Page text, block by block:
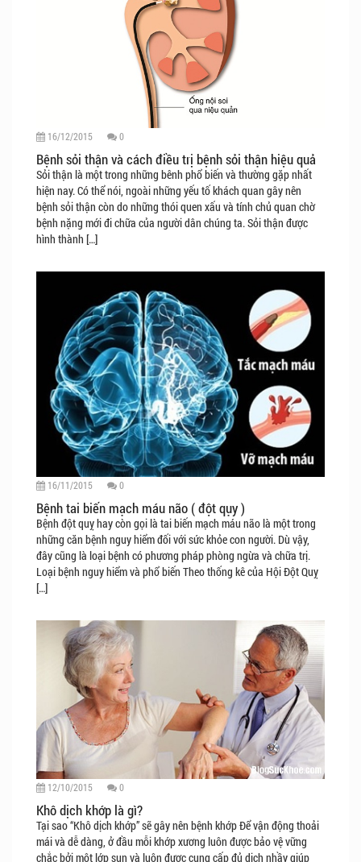
16/12/2015 0
Bệnh sỏi thận và cách điều trị bệnh sỏi thận hiệu quả
Sỏi thận là một trong những bênh phổ biến và thường gặp nhất
hiện nay. Có thể nói, ngoài những yếu tố khách quan gây nên
bệnh sỏi thận còn do những thói quen xấu và tính chủ quan chờ
bệnh nặng mới đi chữa của người dân chúng ta. Sỏi thận được
hình thành […]
16/11/2015 0
Bệnh tai biến mạch máu não ( đột qụy )
Bệnh đột quỵ hay còn gọi là tai biến mạch máu não là một trong
những căn bệnh nguy hiểm đối với sức khỏe con người. Dù vậy,
đây cũng là loại bệnh có phương pháp phòng ngừa và chữa trị.
Loại bệnh nguy hiểm và phổ biến Theo thống kê của Hội Đột Quỵ
[…]
12/10/2015 0
Khô dịch khớp là gì?
Tại sao “Khô dịch khớp” sẽ gây nên bệnh khớp Để vận động thoải
mái và dễ dàng, ở đầu mỗi khớp xương luôn được bảo vệ vững
chắc bởi một lớp sụn và luôn được cung cấp đủ dịch nhầy giúp